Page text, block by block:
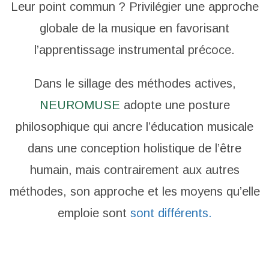
Leur point commun ? Privilégier une approche
globale de la musique en favorisant
l’apprentissage instrumental précoce.
Dans le sillage des méthodes actives,
NEUROMUSE adopte une posture
philosophique qui ancre l’éducation musicale
dans une conception holistique de l’être
humain, mais contrairement aux autres
méthodes, son approche et les moyens qu’elle
emploie sont sont différents.